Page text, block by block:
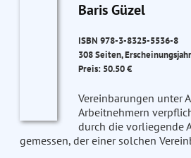
Baris Güzel
ISBN 978-3-8325-5536-8
308 Seiten,
Preis: 50.50 €
Vereinbarungen unter
Arbeitnehmern
durch die vorliegende
gemessen, der einer solchen